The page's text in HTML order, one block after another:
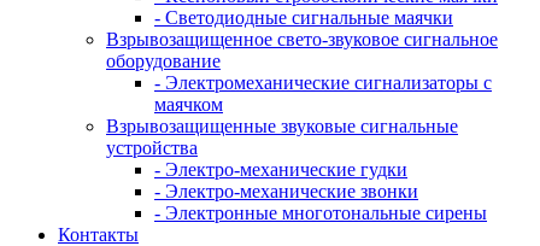
- Светодиодные сигнальные маячки
Взрывозащищенное свето-звуковое сигнальное
оборудование
- Электромеханические сигнализаторы с
маячком
Взрывозащищенные звуковые сигнальные
устройства
- Электро-механические гудки
- Электро-механические звонки
- Электронные многотональные сирены
Контакты